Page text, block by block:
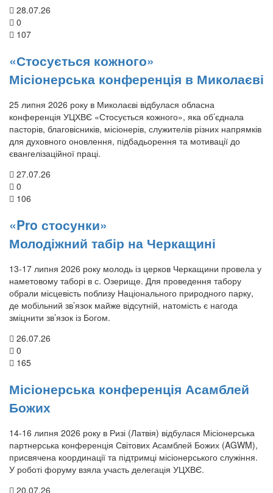
28.07.26
0
107
«Стосується кожного»
Місіонерська конференція в Миколаєві
25 липня 2026 року в Миколаєві відбулася обласна
конференція УЦХВЄ «Стосується кожного», яка об’єднала
пасторів, благовісників, місіонерів, служителів різних напрямків
для духовного оновлення, підбадьорення та мотивації до
євангелізаційної праці.
27.07.26
0
106
«Pro стосунки»
Молодіжний табір на Черкащині
13-17 липня 2026 року молодь із церков Черкащини провела у
наметовому таборі в с. Озерище. Для проведення табору
обрали місцевість поблизу Національного природного парку,
де мобільний зв’язок майже відсутній, натомість є нагода
зміцнити зв’язок із Богом.
26.07.26
0
165
Місіонерська конференція Асамблей
Божих
14-16 липня 2026 року в Ризі (Латвія) відбулася Місіонерська
партнерська конференція Світових Асамблей Божих (AGWM),
присвячена координації та підтримці місіонерського служіння.
У роботі форуму взяла участь делегація УЦХВЄ.
20.07.26